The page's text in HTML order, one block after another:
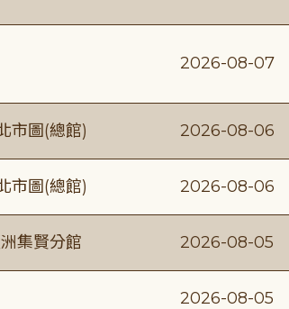
2026-08-07
市圖(總館) 2026-08-06
市圖(總館) 2026-08-06
集賢分館 2026-08-05
2026-08-05